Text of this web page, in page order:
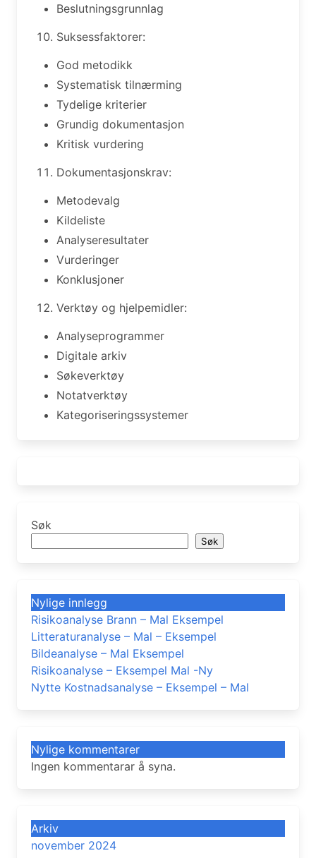
Beslutningsgrunnlag
Suksessfaktorer:
God metodikk
Systematisk tilnærming
Tydelige kriterier
Grundig dokumentasjon
Kritisk vurdering
Dokumentasjonskrav:
Metodevalg
Kildeliste
Analyseresultater
Vurderinger
Konklusjoner
Verktøy og hjelpemidler:
Analyseprogrammer
Digitale arkiv
Søkeverktøy
Notatverktøy
Kategoriseringssystemer
Søk
Søk
Nylige innlegg
Risikoanalyse Brann – Mal Eksempel
Litteraturanalyse – Mal – Eksempel
Bildeanalyse – Mal Eksempel
Risikoanalyse – Eksempel Mal -Ny
Nytte Kostnadsanalyse – Eksempel – Mal
Nylige kommentarer
Ingen kommentarar å syna.
Arkiv
november 2024